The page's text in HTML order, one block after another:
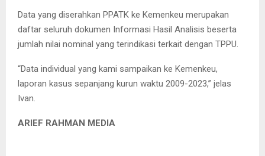
Data yang diserahkan PPATK ke Kemenkeu merupakan
daftar seluruh dokumen Informasi Hasil Analisis beserta
jumlah nilai nominal yang terindikasi terkait dengan TPPU.
“Data individual yang kami sampaikan ke Kemenkeu,
laporan kasus sepanjang kurun waktu 2009-2023,” jelas
Ivan.
ARIEF RAHMAN MEDIA